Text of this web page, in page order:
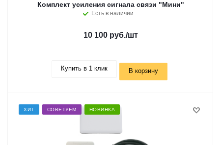
Комплект усиления сигнала связи "Мини"
Есть в наличии
10 100 руб./шт
Купить в 1 клик В корзину
ХИТ СОВЕТУЕМ НОВИНКА